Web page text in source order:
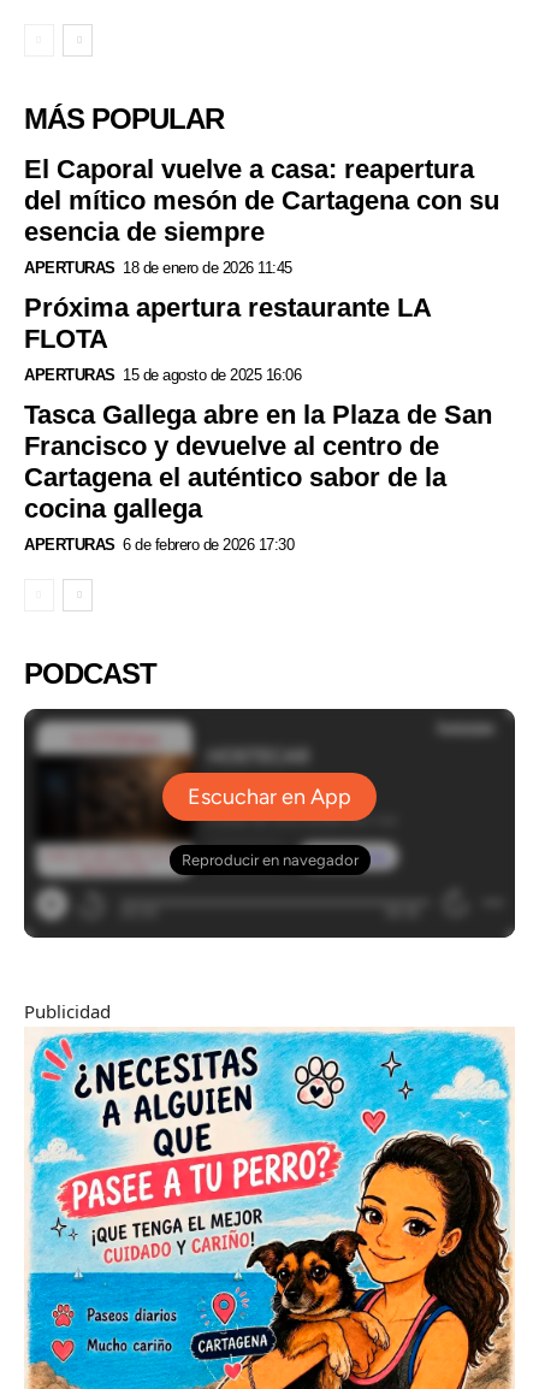
MÁS POPULAR
El Caporal vuelve a casa: reapertura
del mítico mesón de Cartagena con su
esencia de siempre
APERTURAS 18 de enero de 2026 11:45
Próxima apertura restaurante LA
FLOTA
APERTURAS 15 de agosto de 2025 16:06
Tasca Gallega abre en la Plaza de San
Francisco y devuelve al centro de
Cartagena el auténtico sabor de la
cocina gallega
APERTURAS 6 de febrero de 2026 17:30
PODCAST
Publicidad